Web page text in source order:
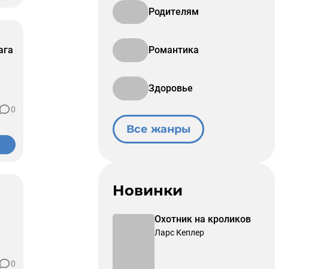
0
0
Родителям
Романтика
Здоровье
Все жанры
Новинки
Охотник на кроликов
Ларс Кеплер